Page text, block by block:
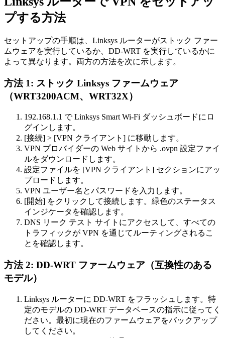
プする方法
セットアップの手順は、Linksys ルーターがストック ファー
ムウェアを実行しているか、DD-WRT を実行しているかに
よって異なります。両方の方法を次に示します。
方法 1: ストック Linksys ファームウェア
（WRT3200ACM、WRT32X）
192.168.1.1 で Linksys Smart Wi-Fi ダッシュボードにロ
グインします。
[接続] > [VPN クライアント] に移動します。
VPN プロバイダーの Web サイトから .ovpn 設定ファイ
ルをダウンロードします。
設定ファイルを [VPN クライアント] セクションにアッ
プロードします。
VPN ユーザー名とパスワードを入力します。
[開始] をクリックして接続します。緑色のステータス
インジケータを確認します。
DNS リーク テスト サイトにアクセスして、すべての
トラフィックが VPN を通じてルーティングされるこ
とを確認します。
方法 2: DD-WRT ファームウェア（互換性のある
モデル）
Linksys ルーターに DD-WRT をフラッシュします。特
定のモデルの DD-WRT データベースの指示に従ってく
ださい。最初に現在のファームウェアをバックアップ
してください。